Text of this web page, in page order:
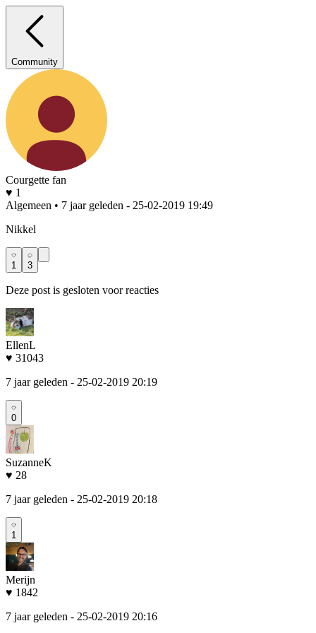
Community
Courgette fan
♥ 1
Algemeen • 7 jaar geleden - 25-02-2019 19:49
Nikkel
1 3
Deze post is gesloten voor reacties
EllenL
♥ 31043
7 jaar geleden - 25-02-2019 20:19
0
SuzanneK
♥ 28
7 jaar geleden - 25-02-2019 20:18
1
Merijn
♥ 1842
7 jaar geleden - 25-02-2019 20:16